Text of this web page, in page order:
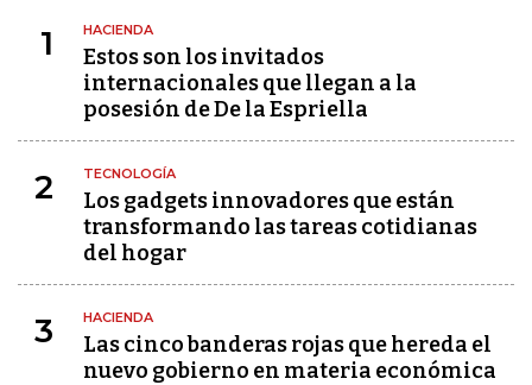
1 HACIENDA
Estos son los invitados
internacionales que llegan a la
posesión de De la Espriella
2 TECNOLOGÍA
Los gadgets innovadores que están
transformando las tareas cotidianas
del hogar
3 HACIENDA
Las cinco banderas rojas que hereda el
nuevo gobierno en materia económica